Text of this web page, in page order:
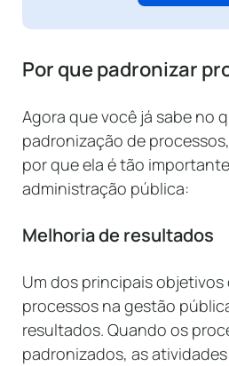
Por que padronizar
Agora que você já sabe no
padronização de
por que ela é tão
administração pública:
Melhoria de resultados
Um dos principais
processos na gestão
resultados. Quando os
padronizados, as